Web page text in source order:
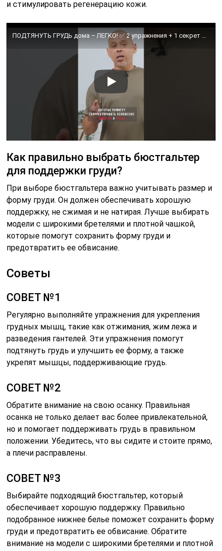
и стимулировать регенерацию кожи.
Как правильно выбрать бюстгальтер
для поддержки груди?
При выборе бюстгальтера важно учитывать размер и
форму груди. Он должен обеспечивать хорошую
поддержку, не сжимая и не натирая. Лучше выбирать
модели с широкими бретелями и плотной чашкой,
которые помогут сохранить форму груди и
предотвратить ее обвисание.
Советы
СОВЕТ №1
Регулярно выполняйте упражнения для укрепления
грудных мышц, такие как отжимания, жим лежа и
разведения гантелей. Эти упражнения помогут
подтянуть грудь и улучшить ее форму, а также
укрепят мышцы, поддерживающие грудь.
СОВЕТ №2
Обратите внимание на свою осанку. Правильная
осанка не только делает вас более привлекательной,
но и помогает поддерживать грудь в правильном
положении. Убедитесь, что вы сидите и стоите прямо,
а плечи расправлены.
СОВЕТ №3
Выбирайте подходящий бюстгальтер, который
обеспечивает хорошую поддержку. Правильно
подобранное нижнее белье поможет сохранить форму
груди и предотвратить ее обвисание. Обратите
внимание на модели с широкими бретелями и плотной